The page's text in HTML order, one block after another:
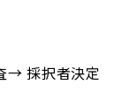
→ 採択者決定